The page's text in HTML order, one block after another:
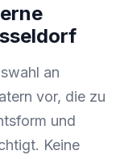
an
vor, die zu
und
Keine